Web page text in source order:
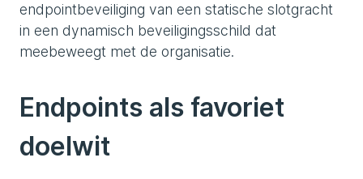
endpointbeveiliging van een statische slotgracht
in een dynamisch beveiligingsschild dat
meebeweegt met de organisatie.
Endpoints als favoriet
doelwit